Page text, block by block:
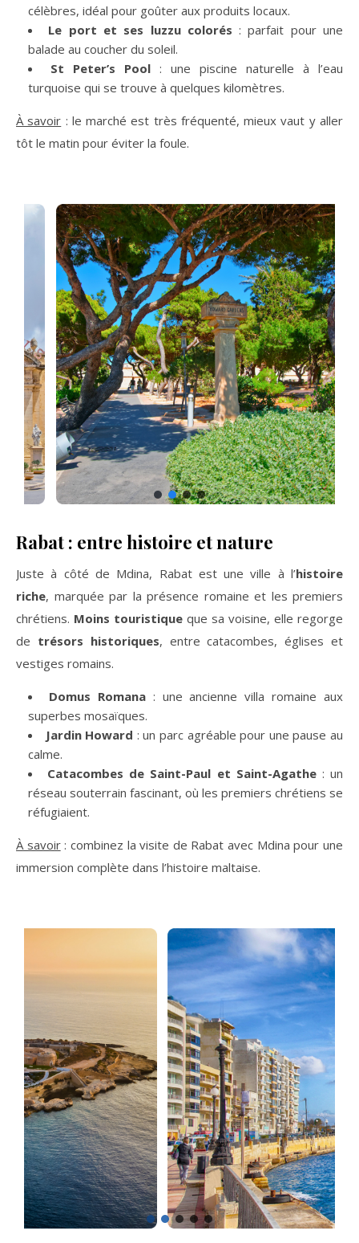
célèbres, idéal pour goûter aux produits locaux.
Le port et ses luzzu colorés : parfait pour une
balade au coucher du soleil.
St Peter’s Pool : une piscine naturelle à l’eau
turquoise qui se trouve à quelques kilomètres.
À savoir : le marché est très fréquenté, mieux vaut y aller
tôt le matin pour éviter la foule.
Rabat : entre histoire et nature
Juste à côté de Mdina, Rabat est une ville à l’histoire
riche, marquée par la présence romaine et les premiers
chrétiens. Moins touristique que sa voisine, elle regorge
de trésors historiques, entre catacombes, églises et
vestiges romains.
Domus Romana: une ancienne villa romaine aux
superbes mosaïques.
Jardin Howard : un parc agréable pour une pause au
calme.
Catacombes de Saint-Paul et Saint-Agathe: un
réseau souterrain fascinant, où les premiers chrétiens se
réfugiaient.
À savoir: combinez la visite de Rabat avec Mdina pour une
immersion complète dans l’histoire maltaise.